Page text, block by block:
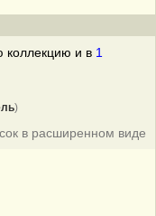
коллекцию и в 1
)
в расширенном виде